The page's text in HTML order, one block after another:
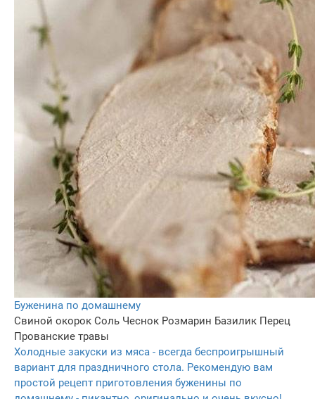
Буженина по домашнему
Свиной окорок Соль Чеснок Розмарин Базилик Перец
Прованские травы
Холодные закуски из мяса - всегда беспроигрышный
вариант для праздничного стола. Рекомендую вам
простой рецепт приготовления буженины по